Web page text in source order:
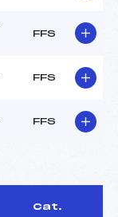
FFS
FFS
FFS
Cat.